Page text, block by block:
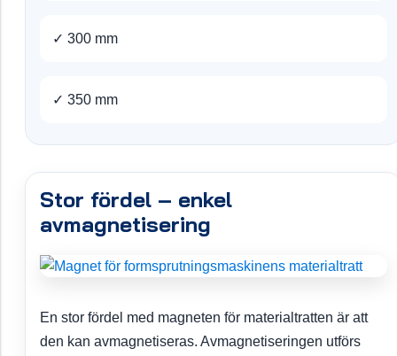
✓ 300 mm
✓ 350 mm
Stor fördel – enkel
avmagnetisering
En stor fördel med magneten för materialtratten är att
den kan avmagnetiseras. Avmagnetiseringen utförs